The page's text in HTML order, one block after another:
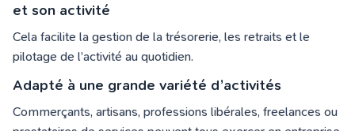
et son activité
Cela facilite la gestion de la trésorerie, les retraits et le
pilotage de l’activité au quotidien.
Adapté à une grande variété d’activités
Commerçants, artisans, professions libérales, freelances ou